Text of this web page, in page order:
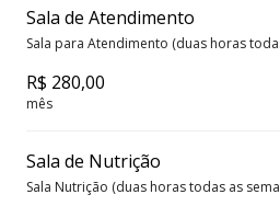
Sala de Atendimento
Sala para Atendimento (duas horas
R$ 280,00
mês
Sala de Nutrição
Sala Nutrição (duas horas todas as